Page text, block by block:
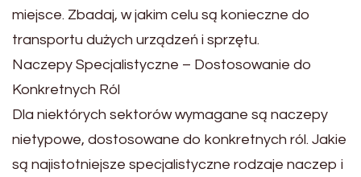
miejsce. Zbadaj, w jakim celu są konieczne do
transportu dużych urządzeń i sprzętu.
Naczepy Specjalistyczne – Dostosowanie do
Konkretnych Ról
Dla niektórych sektorów wymagane są naczepy
nietypowe, dostosowane do konkretnych ról. Jakie
są najistotniejsze specjalistyczne rodzaje naczep i